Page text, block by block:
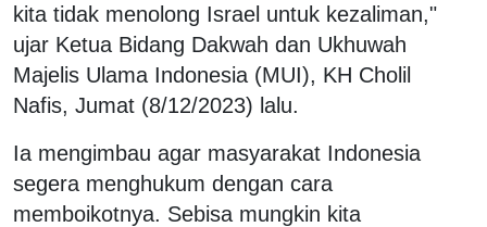
kita tidak menolong Israel untuk kezaliman,"
ujar Ketua Bidang Dakwah dan Ukhuwah
Majelis Ulama Indonesia (MUI), KH Cholil
Nafis, Jumat (8/12/2023) lalu.
Ia mengimbau agar masyarakat Indonesia
segera menghukum dengan cara
memboikotnya. Sebisa mungkin kita